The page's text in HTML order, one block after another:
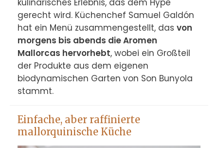
kulinarisches Erlebnis, das dem Hype
gerecht wird. Küchenchef Samuel Galdón
hat ein Menü zusammengestellt, das von
morgens bis abends die Aromen
Mallorcas hervorhebt, wobei ein Großteil
der Produkte aus dem eigenen
biodynamischen Garten von Son Bunyola
stammt.
Einfache, aber raffinierte
mallorquinische Küche